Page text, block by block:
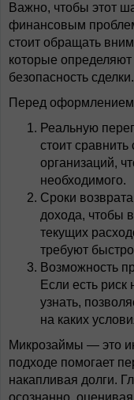
Важно, чтобы этот
финансовым
стоит обращать
которые
безопасность сделки.
Перед оформлением
Реальную
стоит
организаций,
необходимого.
Сроки
дохода, чтобы
текущих
требуют
Возможность
Если есть
узнать,
на каких
Микрозаймы — это
подходе помогает
накапливая долги.
осознанно,